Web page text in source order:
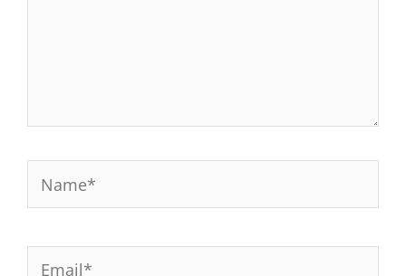
Name*
Email*